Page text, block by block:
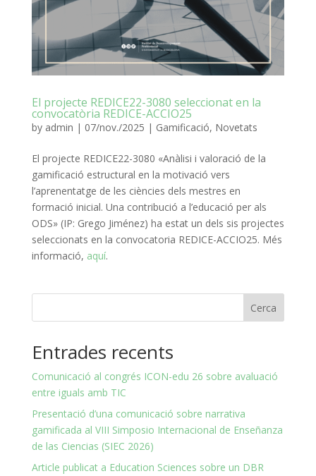
El projecte REDICE22-3080 seleccionat en la
convocatòria REDICE-ACCIO25
by admin | 07/nov./2025 | Gamificació, Novetats
El projecte REDICE22-3080 «Anàlisi i valoració de la
gamificació estructural en la motivació vers
l’aprenentatge de les ciències dels mestres en
formació inicial. Una contribució a l’educació per als
ODS» (IP: Grego Jiménez) ha estat un dels sis projectes
seleccionats en la convocatoria REDICE-ACCIO25. Més
informació, aquí.
Cerca
Entrades recents
Comunicació al congrés ICON-edu 26 sobre avaluació
entre iguals amb TIC
Presentació d’una comunicació sobre narrativa
gamificada al VIII Simposio Internacional de Enseñanza
de las Ciencias (SIEC 2026)
Article publicat a Education Sciences sobre un DBR